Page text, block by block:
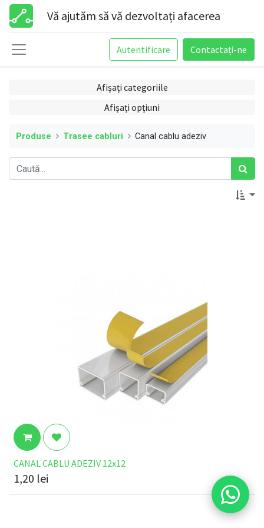
Vă ajutăm să vă dezvoltați afacerea
Autentificare Contactați-ne
Afișați categoriile
Afișați opțiuni
Produse Trasee cabluri Canal cablu adeziv
CANAL CABLU ADEZIV 12x12
1,20 lei